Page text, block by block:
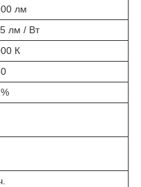
лм
лм / Вт
К